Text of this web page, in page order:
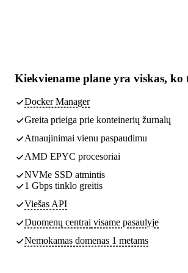
Kiekviename plane yra viskas, ko
Docker Manager
Greita prieiga prie konteinerių žurnalų
Atnaujinimai vienu paspaudimu
AMD EPYC procesoriai
NVMe SSD atmintis
1 Gbps tinklo greitis
Viešas API
Duomenų centrai visame pasaulyje
Nemokamas domenas 1 metams